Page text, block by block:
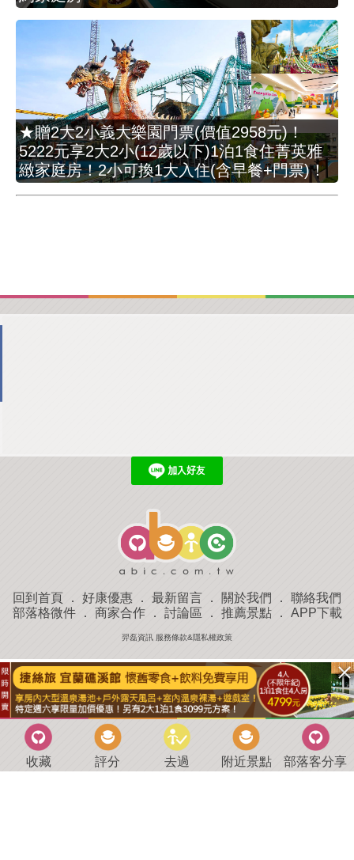
★贈2大2小義大樂園門票(價值2958元)！
5222元享2大2小(12歲以下)1泊1食住菁英雅
緻家庭房！2小可換1大入住(含早餐+門票)！
回到首頁 ． 好康優惠 ． 最新留言 ． 關於我們 ． 聯絡我們
部落格微件． 商家合作． 討論區 ． 推薦景點． APP下載
羿磊資訊 服務條款&隱私權政策
收藏 評分 去過 附近景點 部落客分享